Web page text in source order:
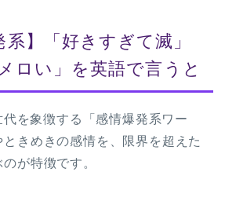
系】「好きすぎて滅」
ロい」を英語で言うと
を象徴する「感情爆発系ワー
ときめきの感情を、限界を超えた
が特徴です。